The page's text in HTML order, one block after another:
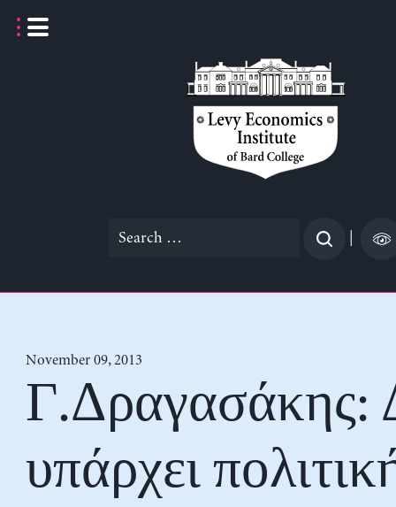
Search
November 09, 2013
Γ.Δραγασάκης:
υπάρχει